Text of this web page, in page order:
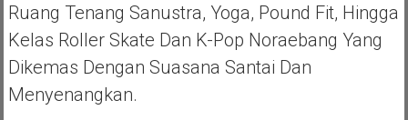
Ruang Tenang Sanustra, Yoga, Pound Fit, Hingga
Kelas Roller Skate Dan K-Pop Noraebang Yang
Dikemas Dengan Suasana Santai Dan
Menyenangkan.